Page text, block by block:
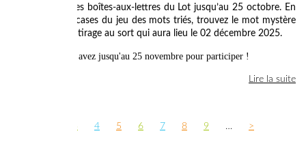
distribué dans les boîtes-aux-lettres du Lot jusqu’au 25 octobre. En
complétant les cases du jeu des mots triés, trouvez le mot mystère
et participez au tirage au sort qui aura lieu le 02 décembre 2025.
Vous avez jusqu'au 25 novembre pour participer !
Lire la suite
3 4 5 6 7 8 9 … >